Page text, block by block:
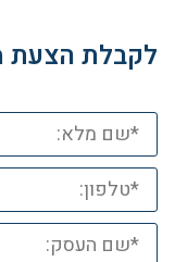
לקבלת הצעת